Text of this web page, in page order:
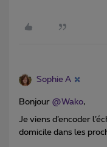
Sophie A
Bonjour @Wako,
Je viens d’encoder
domicile dans les